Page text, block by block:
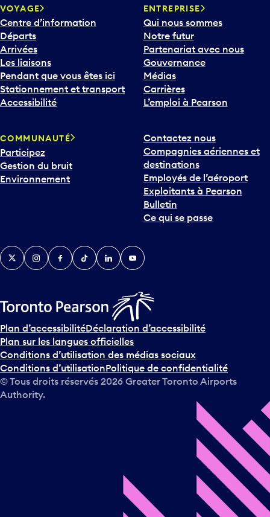
v
e
r
s
l
e
b
a
o
u
r
i
v
e
n
s
u
r
l
e
c
a
VOYAGE
Centre d’information
Départs
Arrivées
Les liaisons
Pendant que vous êtes ici
Stationnement et transport
Accessibilité
ENTREPRISE
Qui nous sommes
Notre futur
Partenariat avec nous
Gouvernance
Médias
Carrières
L’emploi à Pearson
COMMUNAUTÉ
Participez
Gestion du bruit
Environnement
Contactez nous
Compagnies aériennes et
destinations
Employés de l’aéroport
Exploitants à Pearson
Bulletin
Ce qui se passe
TwitterInstagramFacebook
TikTokLinkedInYouTube
Plan d’accessibilitéDéclaration d’accessibilité
Plan sur les langues officielles
Conditions d’utilisation des médias sociaux
Conditions d’utilisationPolitique de confidentialité
© Tous droits réservés 2026 Greater Toronto Airports
Authority.